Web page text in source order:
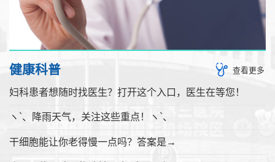
健康科普 查看更多
妇科患者想随时找医生？打开这个入口，医生在等您！
ヽ`、降雨天气，关注这些重点！ヽ`、
干细胞能让你老得慢一点吗？答案是→